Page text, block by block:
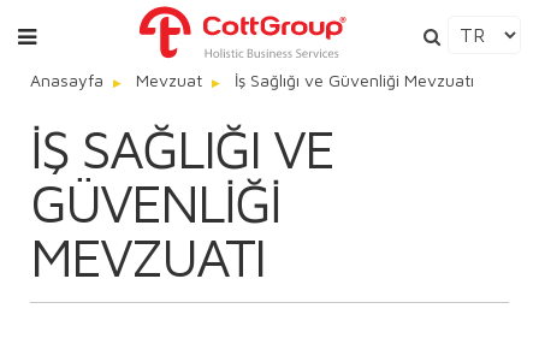
Anasayfa Mevzuat İş Sağlığı ve Güvenliği Mevzuatı
İŞ SAĞLIĞI VE
GÜVENLIĞI
MEVZUATI